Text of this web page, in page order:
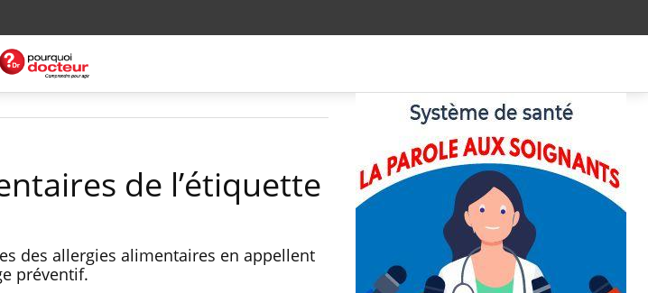
de l’étiquette
des allergies alimentaires en appellent
préventif.